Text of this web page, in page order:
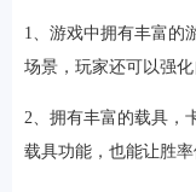
1、游戏中拥有丰富的
场景，玩家还可以强化
2、拥有丰富的载具，
载具功能，也能让胜率